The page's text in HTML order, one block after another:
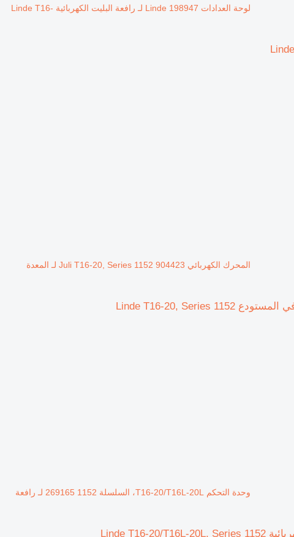
لوحة العدادات Linde 198947 لـ رافعة البليت الكهربائية Linde T16-
المحرك الكهربائي Juli T16-20, Series 1152 904423 لـ المعدة
وحدة التحكم T16-20/T16L-20L، السلسلة 1152 269165 لـ رافعة